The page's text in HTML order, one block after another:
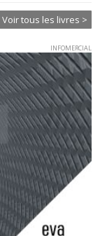
Voir tous les livres >
INFOMERCIAL